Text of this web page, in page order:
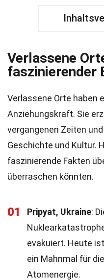
Verlassene
faszinierender
Verlassene Orte haben
Anziehungskraft. Sie
vergangenen Zeiten
Geschichte und Kultur.
faszinierende Fakten
überraschen könnten.
01 Pripyat, Ukraine:
evakuiert. Heute
ein Mahnmal für
Atomenergie.